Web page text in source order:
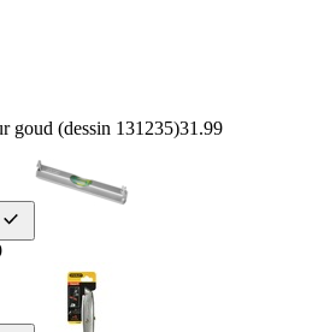
goud (dessin 131235)31.99